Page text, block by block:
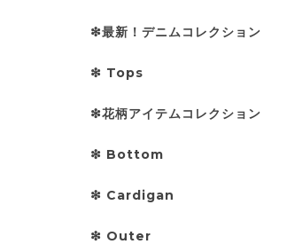
❇︎最新！デニムコレクション
❇︎ Tops
❇︎花柄アイテムコレクション
❇︎ Bottom
❇︎ Cardigan
❇︎ Outer